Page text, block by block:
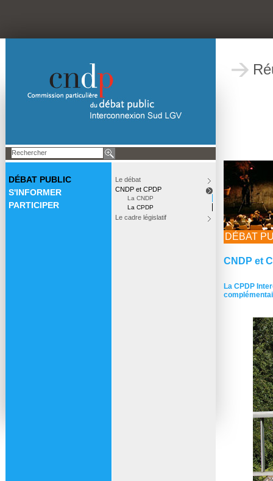
DÉBAT PUBLIC
S'INFORMER
PARTICIPER
Le débat
CNDP et CPDP
La CNDP
La CPDP
Le cadre législatif
DÉBAT
CNDP et
La CPDP